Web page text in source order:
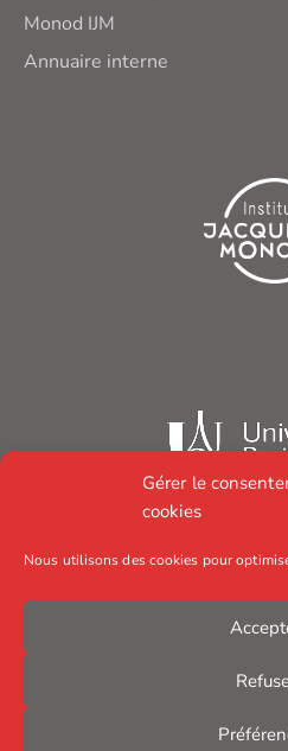
Gérer le
cookies
Nous utilisons des cookies pour
Monod IJM
Annuaire interne